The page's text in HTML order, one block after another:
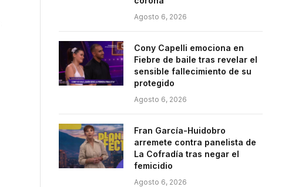
Agosto 6, 2026
Cony Capelli emociona en
Fiebre de baile tras revelar el
sensible fallecimiento de su
protegido
Agosto 6, 2026
Fran García-Huidobro
arremete contra panelista de
La Cofradía tras negar el
femicidio
Agosto 6, 2026